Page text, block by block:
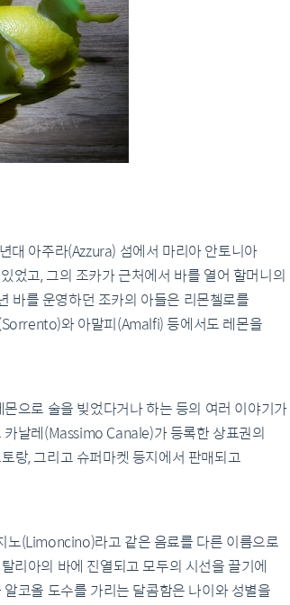
대 아주라(Azzura) 섬에서 마리아 안토니아
고, 그의 조카가 근처에서 바를 열어 할머니의
바를 운영하던 조카의 아들은 리몬첼로를
와 아말피(Amalfi) 등에서도 레몬을
으로 술을 빚었다거나 하는 등의 여러 이야기가
날레(Massimo Canale)가 등록한 상표권의
랑, 그리고 슈퍼마켓 등지에서 판매되고
노(Limoncino)라고 같은 음료를 다른 이름으로
리아의 바에 진열되고 모두의 시선을 끌기에
코올 도수를 가리는 달콤함은 나이와 성별을